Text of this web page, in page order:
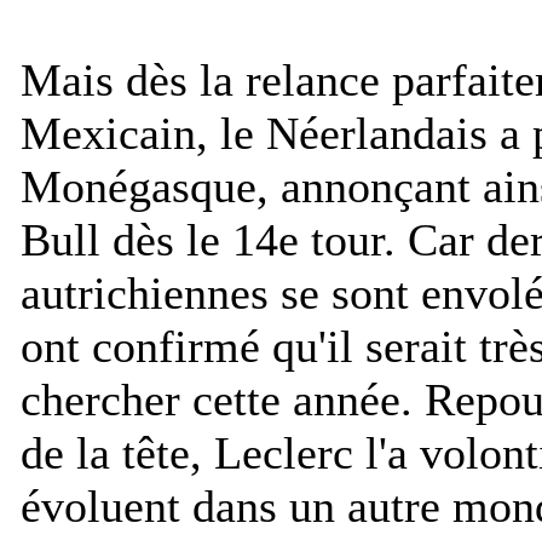
Mais dès la relance
Mexicain, le Néerlandais
Monégasque, annonçant
Bull dès le 14e tour. Car
autrichiennes se sont
ont confirmé qu'il serait
chercher cette année.
de la tête, Leclerc l'a
évoluent dans un autre